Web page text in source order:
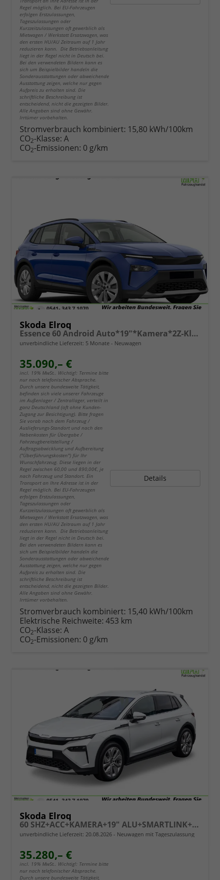
Regel möglich. Bei EU-Fahrzeugen
erfolgen Erstzulassungen,
Tageszulassungen oder
Kurzzeitzulassungen oft gewerblich als
Mietwagen / Werkstatt Ersatzwagen, was
den ersten HU/AU Zeitraum auf 1 Jahr
reduzieren kann. Die Betriebsanleitung
liegt in der Regel nicht in Deutsch bei.
Bei den verwendeten Bildern kann es
sich um Beispielbilder handeln die
Sonderausstattungen oder abweichende
Ausstattung zeigen, welche nur gegen
Aufpreis zu erhalten sind. Die
schriftliche Beschreibung ist
entscheidend, nicht die gezeigten Bilder.
Alle Angaben sind ohne Gewähr.
Irrtümer vorbehalten.
Stromverbrauch kombiniert: 15,80 kWh/100km
CO2-Klasse: A
CO2-Emissionen: 0 g/km
Skoda Elroq
Essence 60 Android Auto*19"*Kamera*2Z-Klimaauto*Totwinkel*LED*Tempomat
unverbindliche Lieferzeit: 5 Monate Neuwagen
35.090,– €
incl. 19% MwSt.. Wichtig!: Termine bitte
nur nach telefonischer Absprache.
Durch unsere bundesweite Tätigkeit,
befinden sich viele unserer Fahrzeuge
im Außenlager / Zentrallager, verteilt in
ganz Deutschland (oft ohne Kunden-
Zugang zur Besichtigung). Bitte fragen
Sie vorab nach dem Fahrzeug /
Auslieferungs-Standort und nach den
Nebenkosten für Übergabe /
Fahrzeugbereitstellung /
Auftragsabwicklung und Aufbereitung
("Überführungskosten") für Ihr
Wunschfahrzeug. Diese liegen in der
Regel zwischen 60,00 und 890,00€, je
nach Fahrzeug und Standort. Ein
Transport an Ihre Adresse ist in der
Regel möglich. Bei EU-Fahrzeugen
erfolgen Erstzulassungen,
Tageszulassungen oder
Kurzzeitzulassungen oft gewerblich als
Mietwagen / Werkstatt Ersatzwagen, was
den ersten HU/AU Zeitraum auf 1 Jahr
reduzieren kann. Die Betriebsanleitung
liegt in der Regel nicht in Deutsch bei.
Bei den verwendeten Bildern kann es
sich um Beispielbilder handeln die
Sonderausstattungen oder abweichende
Ausstattung zeigen, welche nur gegen
Aufpreis zu erhalten sind. Die
schriftliche Beschreibung ist
entscheidend, nicht die gezeigten Bilder.
Alle Angaben sind ohne Gewähr.
Irrtümer vorbehalten.
Details
Stromverbrauch kombiniert: 15,40 kWh/100km
Elektrische Reichweite: 453 km
CO2-Klasse: A
CO2-Emissionen: 0 g/km
Skoda Elroq
60 SHZ+ACC+KAMERA+19" ALU+SMARTLINK+KLIMA+LED
unverbindliche Lieferzeit: 20.08.2026 Neuwagen mit Tageszulassung
35.280,– €
incl. 19% MwSt.. Wichtig!: Termine bitte
nur nach telefonischer Absprache.
Durch unsere bundesweite Tätigkeit,